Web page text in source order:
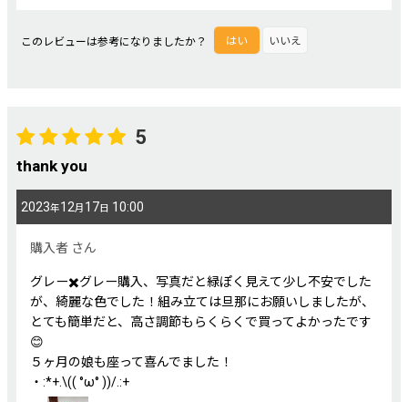
このレビューは参考になりましたか？ はい いいえ
5
thank you
2023年12月 17日 10:00
購入者 さん
グレー✖️グレー購入、写真だと緑ぽく見えて少し不安でした
が、綺麗な色でした！組み立ては旦那にお願いしましたが、
とても簡単だと、高さ調節もらくらくで買ってよかったです
😊
５ヶ月の娘も座って喜んでました！
・:*+.\(( °ω° ))/.:+